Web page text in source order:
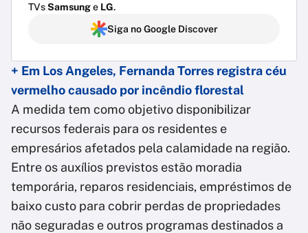
TVsSamsunge LG.
Siga no Google Discover
+ Em Los Angeles, Fernanda Torres registra céu
vermelho causado por incêndio florestal
A medida tem como objetivo disponibilizar
recursos federais para os residentes e
empresários afetados pela calamidade na região.
Entre os auxílios previstos estão moradia
temporária, reparos residenciais, empréstimos de
baixo custo para cobrir perdas de propriedades
não seguradas e outros programas destinados a